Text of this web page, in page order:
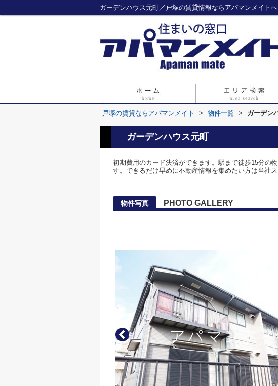
ガーデンハウス元町／戸塚の賃貸情報ならアパマンメイトへ
戸塚の賃貸ならアパマンメイト > 物件一覧 > ガーデン
ガーデンハウス元町
初期費用のカード決済ができます。駅まで徒歩15分の
す。できるだけ早めに不動産情報を集めたい方は当社
物件写真 PHOTO GALLERY